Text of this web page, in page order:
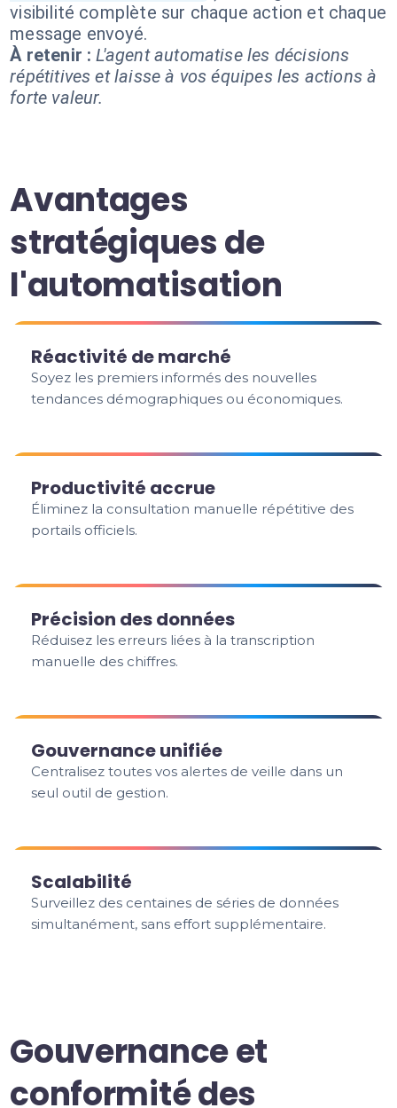
visibilité complète sur chaque action et chaque
message envoyé.
À retenir : L'agent automatise les décisions
répétitives et laisse à vos équipes les actions à
forte valeur.
Avantages
stratégiques de
l'automatisation
Réactivité de marché
Soyez les premiers informés des nouvelles
tendances démographiques ou économiques.
Productivité accrue
Éliminez la consultation manuelle répétitive des
portails officiels.
Précision des données
Réduisez les erreurs liées à la transcription
manuelle des chiffres.
Gouvernance unifiée
Centralisez toutes vos alertes de veille dans un
seul outil de gestion.
Scalabilité
Surveillez des centaines de séries de données
simultanément, sans effort supplémentaire.
Gouvernance et
conformité des